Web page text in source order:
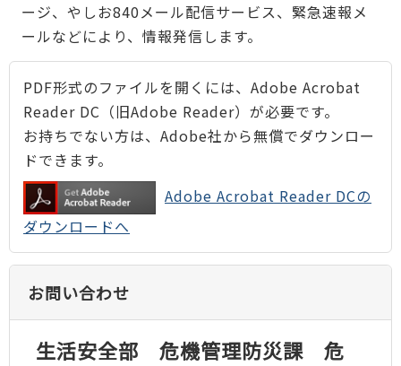
ージ、やしお840メール配信サービス、緊急速報メ
ールなどにより、情報発信します。
PDF形式のファイルを開くには、Adobe Acrobat
Reader DC（旧Adobe Reader）が必要です。
お持ちでない方は、Adobe社から無償でダウンロー
ドできます。
Adobe Acrobat Reader DCの
ダウンロードへ
お問い合わせ
生活安全部 危機管理防災課 危